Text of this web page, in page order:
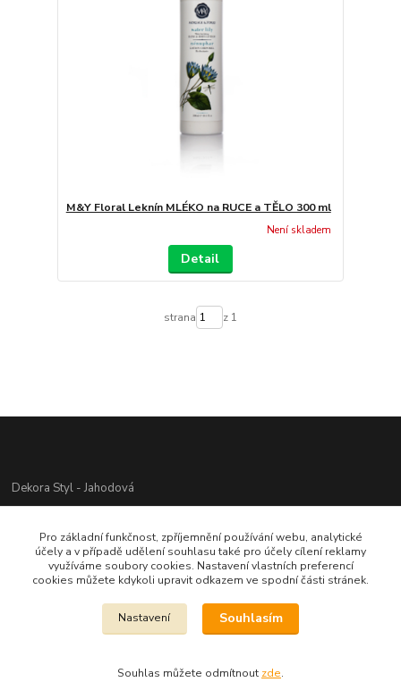
M&Y Floral Leknín MLÉKO na RUCE a TĚLO 300 ml
Není skladem
Detail
strana z 1
Dekora Styl - Jahodová
721312944
info@zbozi-darky.cz
Pro základní funkčnost, zpříjemnění používání webu, analytické
účely a v případě udělení souhlasu také pro účely cílení reklamy
využíváme soubory cookies. Nastavení vlastních preferencí
cookies můžete kdykoli upravit odkazem ve spodní části stránek.
Nastavení Souhlasím
Souhlas můžete odmítnout zde.